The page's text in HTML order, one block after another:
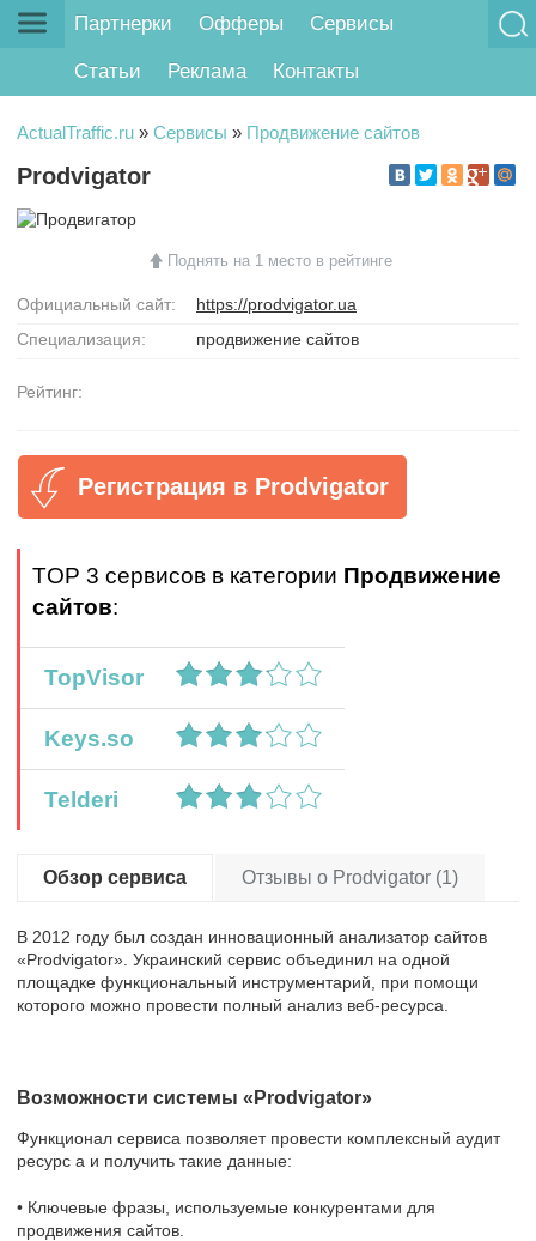
Партнерки Офферы Сервисы
Статьи Реклама Контакты
ActualTraffic.ru » Сервисы » Продвижение сайтов
Prodvigator
Поднять на 1 место в рейтинге
Официальный сайт:
https://prodvigator.ua
Специализация:
продвижение сайтов
Рейтинг:
Регистрация в Prodvigator
TOP 3 сервисов в категории Продвижение
сайтов:
TopVisor
Keys.so
Telderi
Обзор сервиса Отзывы о Prodvigator (1)
В 2012 году был создан инновационный анализатор сайтов
«Prodvigator». Украинский сервис объединил на одной
площадке функциональный инструментарий, при помощи
которого можно провести полный анализ веб-ресурса.
Возможности системы «Prodvigator»
Функционал сервиса позволяет провести комплексный аудит
ресурс а и получить такие данные:
• Ключевые фразы, используемые конкурентами для
продвижения сайтов.